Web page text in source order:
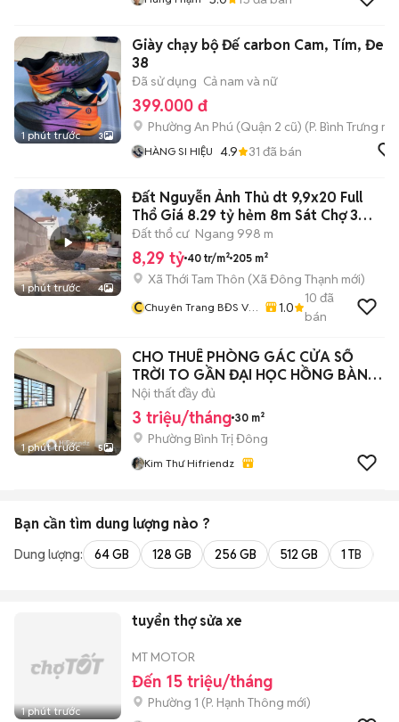
1 phút trước 3
Giày chạy bộ Đế carbon Cam, Tím, Đen
38
Đã sử dụng Cả nam và nữ
399.000 đ
Phường An Phú (Quận 2 cũ) (P. Bình Trưng
HÀNG SI HIỆU 4.9 31 đã bán
1 phút trước 4
Đất Nguyễn Ảnh Thủ dt 9,9x20 Full
Thổ Giá 8.29 tỷ hẻm 8m Sát Chợ 3
Bầu
Đất thổ cư Ngang 998 m
8,29 tỷ 40 tr/m² 205 m²
Xã Thới Tam Thôn (Xã Đông Thạnh mới)
CChuyên Trang BĐS Vũ
1.0
10 đã
bán
1 phút trước 5
CHO THUÊ PHÒNG GÁC CỬA SỔ
TRỜI TO GẦN ĐẠI HỌC HỒNG BÀNG
QUẬN 11
Nội thất đầy đủ
3 triệu/tháng 30 m²
Phường Bình Trị Đông
Kim Thư Hifriendz
Bạn cần tìm dung lượng nào ?
Dung lượng: 64 GB 128 GB 256 GB 512 GB 1 TB
1 phút trước
tuyển thợ sửa xe
MT MOTOR
Đến 15 triệu/tháng
Phường 1 (P. Hạnh Thông mới)